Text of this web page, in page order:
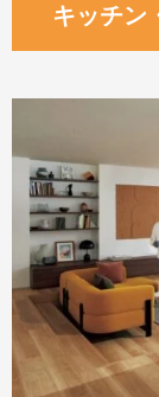
キッチン